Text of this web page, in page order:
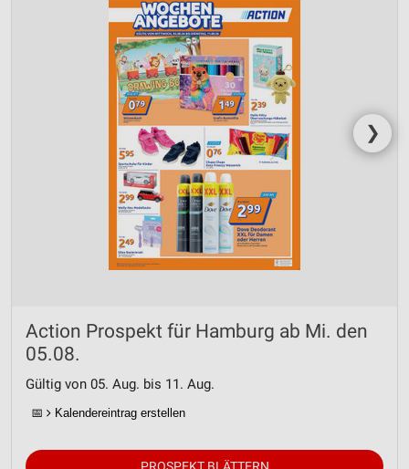
❯
Action Prospekt für Hamburg ab Mi. den
05.08.
Gültig von 05. Aug. bis 11. Aug.
📅 Kalendereintrag erstellen